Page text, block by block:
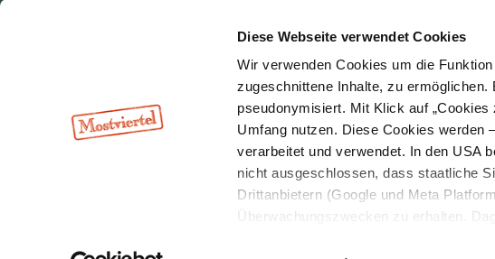
Diese Webseite verwendet Cookies
Wir verwenden Cookies um die
zugeschnittene Inhalte, zu
pseudonymisiert. Mit Klick auf
Umfang nutzen. Diese Cookies werden
verarbeitet und verwendet. In den USA
nicht ausgeschlossen, dass staatliche
Drittanbietern (Google und Meta
Überwachungszwecken zu erhalten.
Copyright © Mostviertel Tourismus GmbH